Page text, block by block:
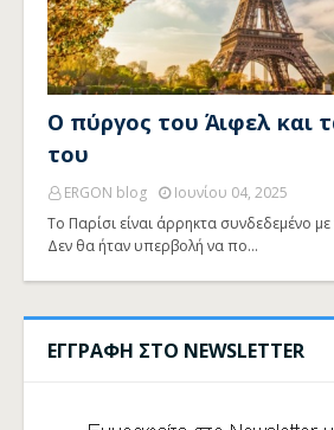
Ο πύργος του Άιφελ και
του
ERGON blog
Ιουνίου 04, 2025
Το Παρίσι είναι άρρηκτα συνδεδεμένο
Δεν θα ήταν υπερβολή να πο…
ΕΓΓΡΑΦΗ ΣΤΟ NEWSLETTER